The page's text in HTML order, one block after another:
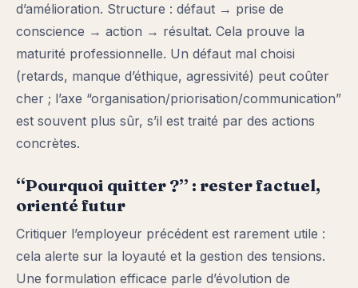
d’amélioration. Structure : défaut → prise de
conscience → action → résultat. Cela prouve la
maturité professionnelle. Un défaut mal choisi
(retards, manque d’éthique, agressivité) peut coûter
cher ; l’axe “organisation/priorisation/communication”
est souvent plus sûr, s’il est traité par des actions
concrètes.
“Pourquoi quitter ?” : rester factuel,
orienté futur
Critiquer l’employeur précédent est rarement utile :
cela alerte sur la loyauté et la gestion des tensions.
Une formulation efficace parle d’évolution de